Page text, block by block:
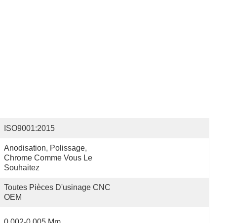
ISO9001:2015
Anodisation, Polissage,
Chrome Comme Vous Le
Souhaitez
Toutes Pièces D'usinage CNC
OEM